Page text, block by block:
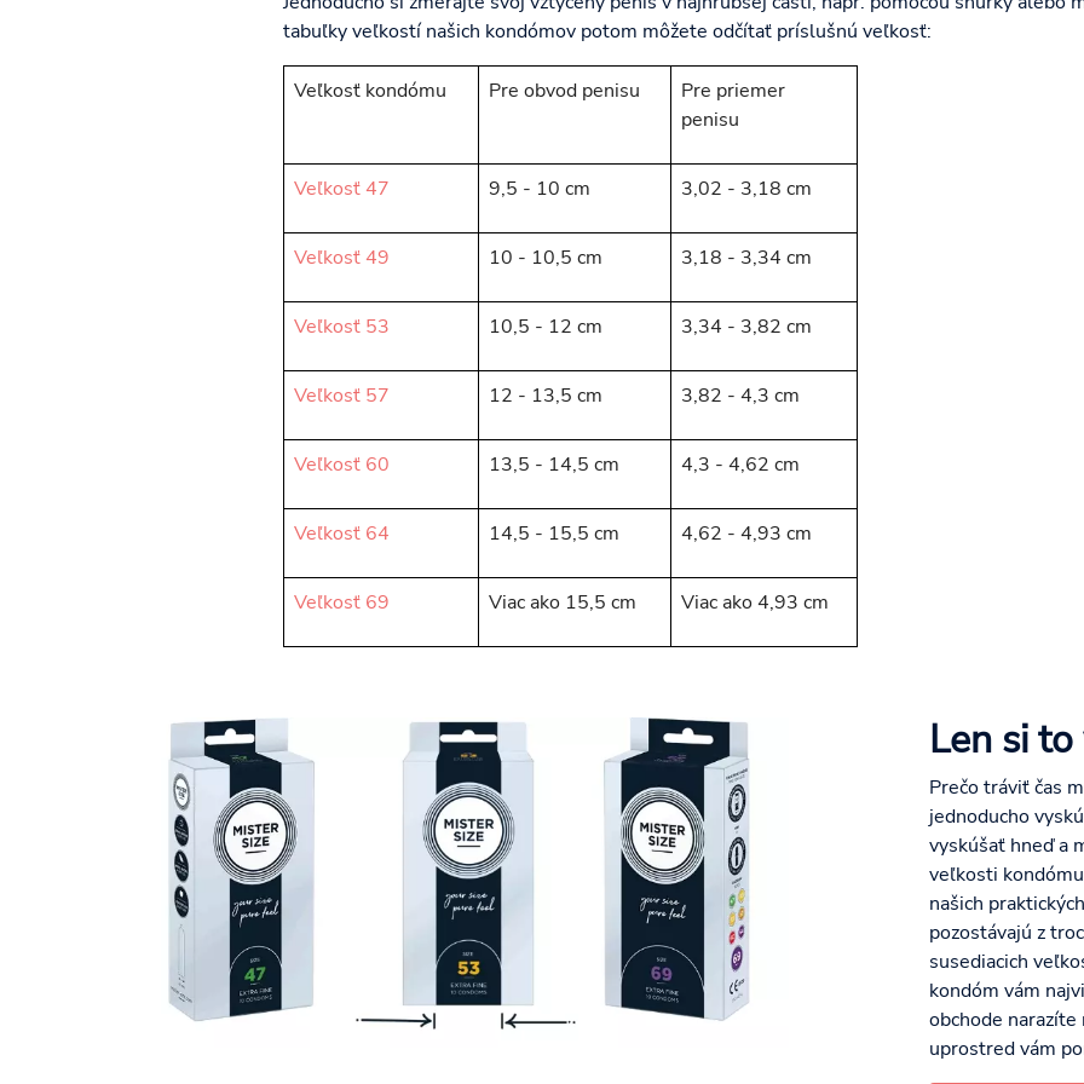
tabuľky veľkostí našich kondómov potom môžete odčítať príslušnú veľkosť:
Veľkosť kondómu Pre obvod penisu
Pre priemer
penisu
Veľkosť 47 9,5 - 10 cm 3,02 - 3,18 cm
Veľkosť 49 10 - 10,5 cm 3,18 - 3,34 cm
Veľkosť 53 10,5 - 12 cm 3,34 - 3,82 cm
Veľkosť 57 12 - 13,5 cm 3,82 - 4,3 cm
Veľkosť 60 13,5 - 14,5 cm 4,3 - 4,62 cm
Veľkosť 64 14,5 - 15,5 cm 4,62 - 4,93 cm
Veľkosť 69 Viac ako 15,5 cm Viac ako 4,93 cm
Len si
Prečo tráviť čas
jednoducho
vyskúšať hneď a
veľkosti
našich
pozostávajú z
susediacich
kondóm vám
obchode narazíte
uprostred vám